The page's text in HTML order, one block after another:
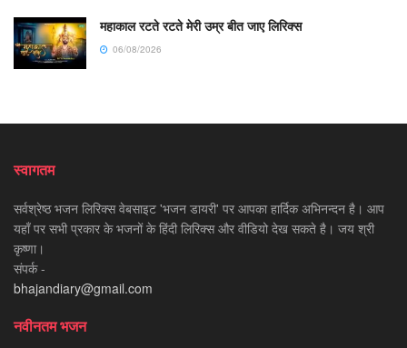
महाकाल रटते रटते मेरी उम्र बीत जाए लिरिक्स
06/08/2026
स्वागतम
सर्वश्रेष्ठ भजन लिरिक्स वेबसाइट 'भजन डायरी' पर आपका हार्दिक अभिनन्दन है। आप
यहाँ पर सभी प्रकार के भजनों के हिंदी लिरिक्स और वीडियो देख सकते है। जय श्री
कृष्णा।
संपर्क -
bhajandiary@gmail.com
नवीनतम भजन